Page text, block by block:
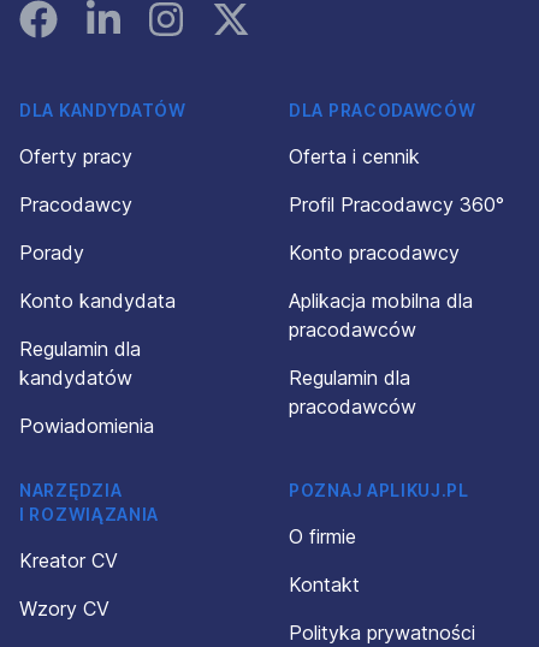
FacebookLinked InInstagramInstagram
DLA KANDYDATÓW
Oferty pracy
Pracodawcy
Porady
Konto kandydata
Regulamin dla
kandydatów
Powiadomienia
DLA PRACODAWCÓW
Oferta i cennik
Profil Pracodawcy 360°
Konto pracodawcy
Aplikacja mobilna dla
pracodawców
Regulamin dla
pracodawców
NARZĘDZIA
I ROZWIĄZANIA
Kreator CV
Wzory CV
POZNAJ APLIKUJ.PL
O firmie
Kontakt
Polityka prywatności